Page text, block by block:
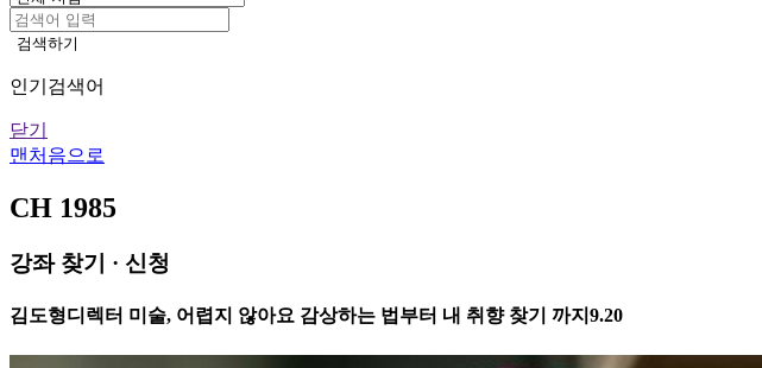
검색하기
인기검색어
닫기
맨처음으로
CH 1985
강좌 찾기 · 신청
김도형디렉터 미술, 어렵지 않아요 감상하는 법부터 내 취향 찾기 까지9.20